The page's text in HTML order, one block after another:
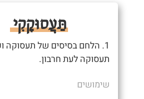
תַּעֲסוּקָקִי
1. הלחם בסיסים של תעסוקה
תעסוקה לעת חרבון.
שימושים